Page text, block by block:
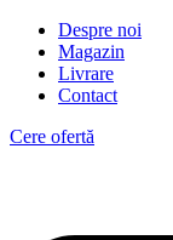
Despre noi
Magazin
Livrare
Contact
Cere ofertă